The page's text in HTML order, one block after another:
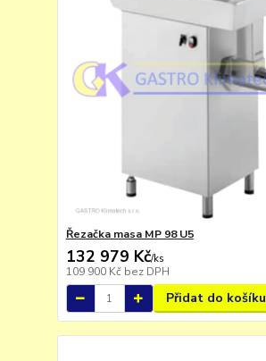
Řezačka masa MP 98 U5
132 979 Kč/ks
109 900 Kč bez DPH
Přidat do košíku